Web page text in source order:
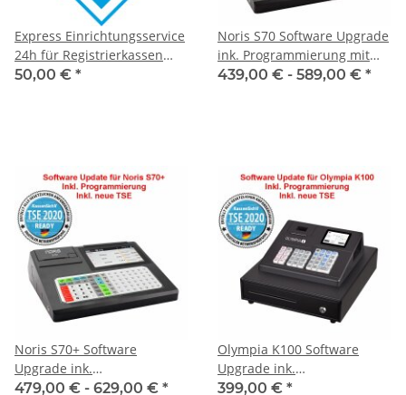
Express Einrichtungsservice
24h für Registrierkassen
Vor-Ort-Service
50,00 € *
Noris S70 Software Upgrade
ink. Programmierung mit
neue TSE
439,00 € - 589,00 € *
Noris S70+ Software
Upgrade ink.
Programmierung mit neue
479,00 € - 629,00 € *
Olympia K100 Software
Upgrade ink.
Programmierung mit neue
399,00 € *